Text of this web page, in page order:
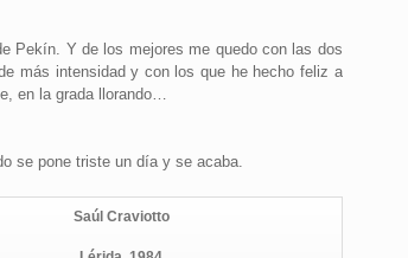
Pekín. Y de los mejores me quedo con las dos
más intensidad y con los que he hecho feliz a
en la grada llorando…
se pone triste un día y se acaba.
Saúl Craviotto